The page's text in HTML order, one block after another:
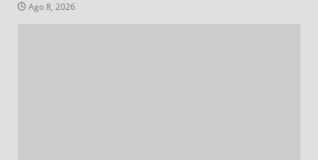
Ago 8, 2026